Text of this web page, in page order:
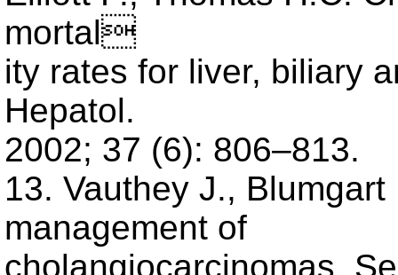
mortal
ity rates for liver, biliary
Hepatol.
2002; 37 (6): 806–813.
13. Vauthey J.,
management of
cholangiocarcinomas.